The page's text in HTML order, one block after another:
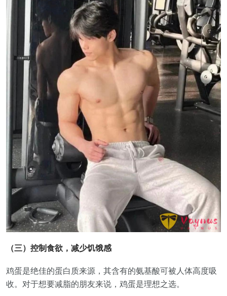
（三）控制食欲，减少饥饿感
鸡蛋是绝佳的蛋白质来源，其含有的氨基酸可被人体高度吸
收。对于想要减脂的朋友来说，鸡蛋是理想之选。